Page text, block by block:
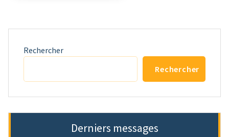
Rechercher
Rechercher
Derniers messages